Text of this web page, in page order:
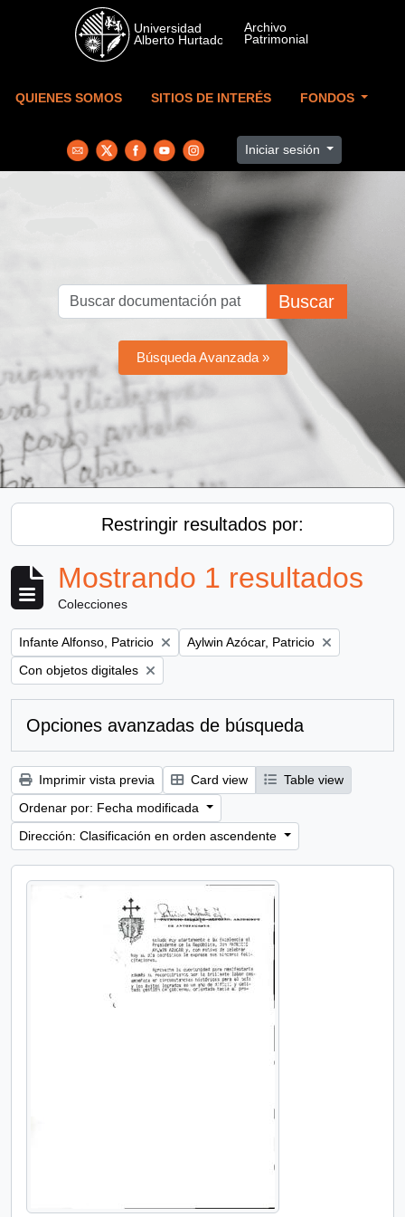
Skip to main content
QUIENES SOMOS SITIOS DE INTERÉS FONDOS
Iniciar sesión
Buscar
Búsqueda Avanzada »
Restringir resultados por:
Mostrando 1 resultados
Colecciones
Remove filter:
Infante Alfonso, Patricio Remove filter:
Aylwin Azócar, Patricio
Remove filter:
Con objetos digitales
Opciones avanzadas de búsqueda
Imprimir vista previa Card view
Table view
Ordenar por: Fecha modificada
Dirección: Clasificación en orden ascendente